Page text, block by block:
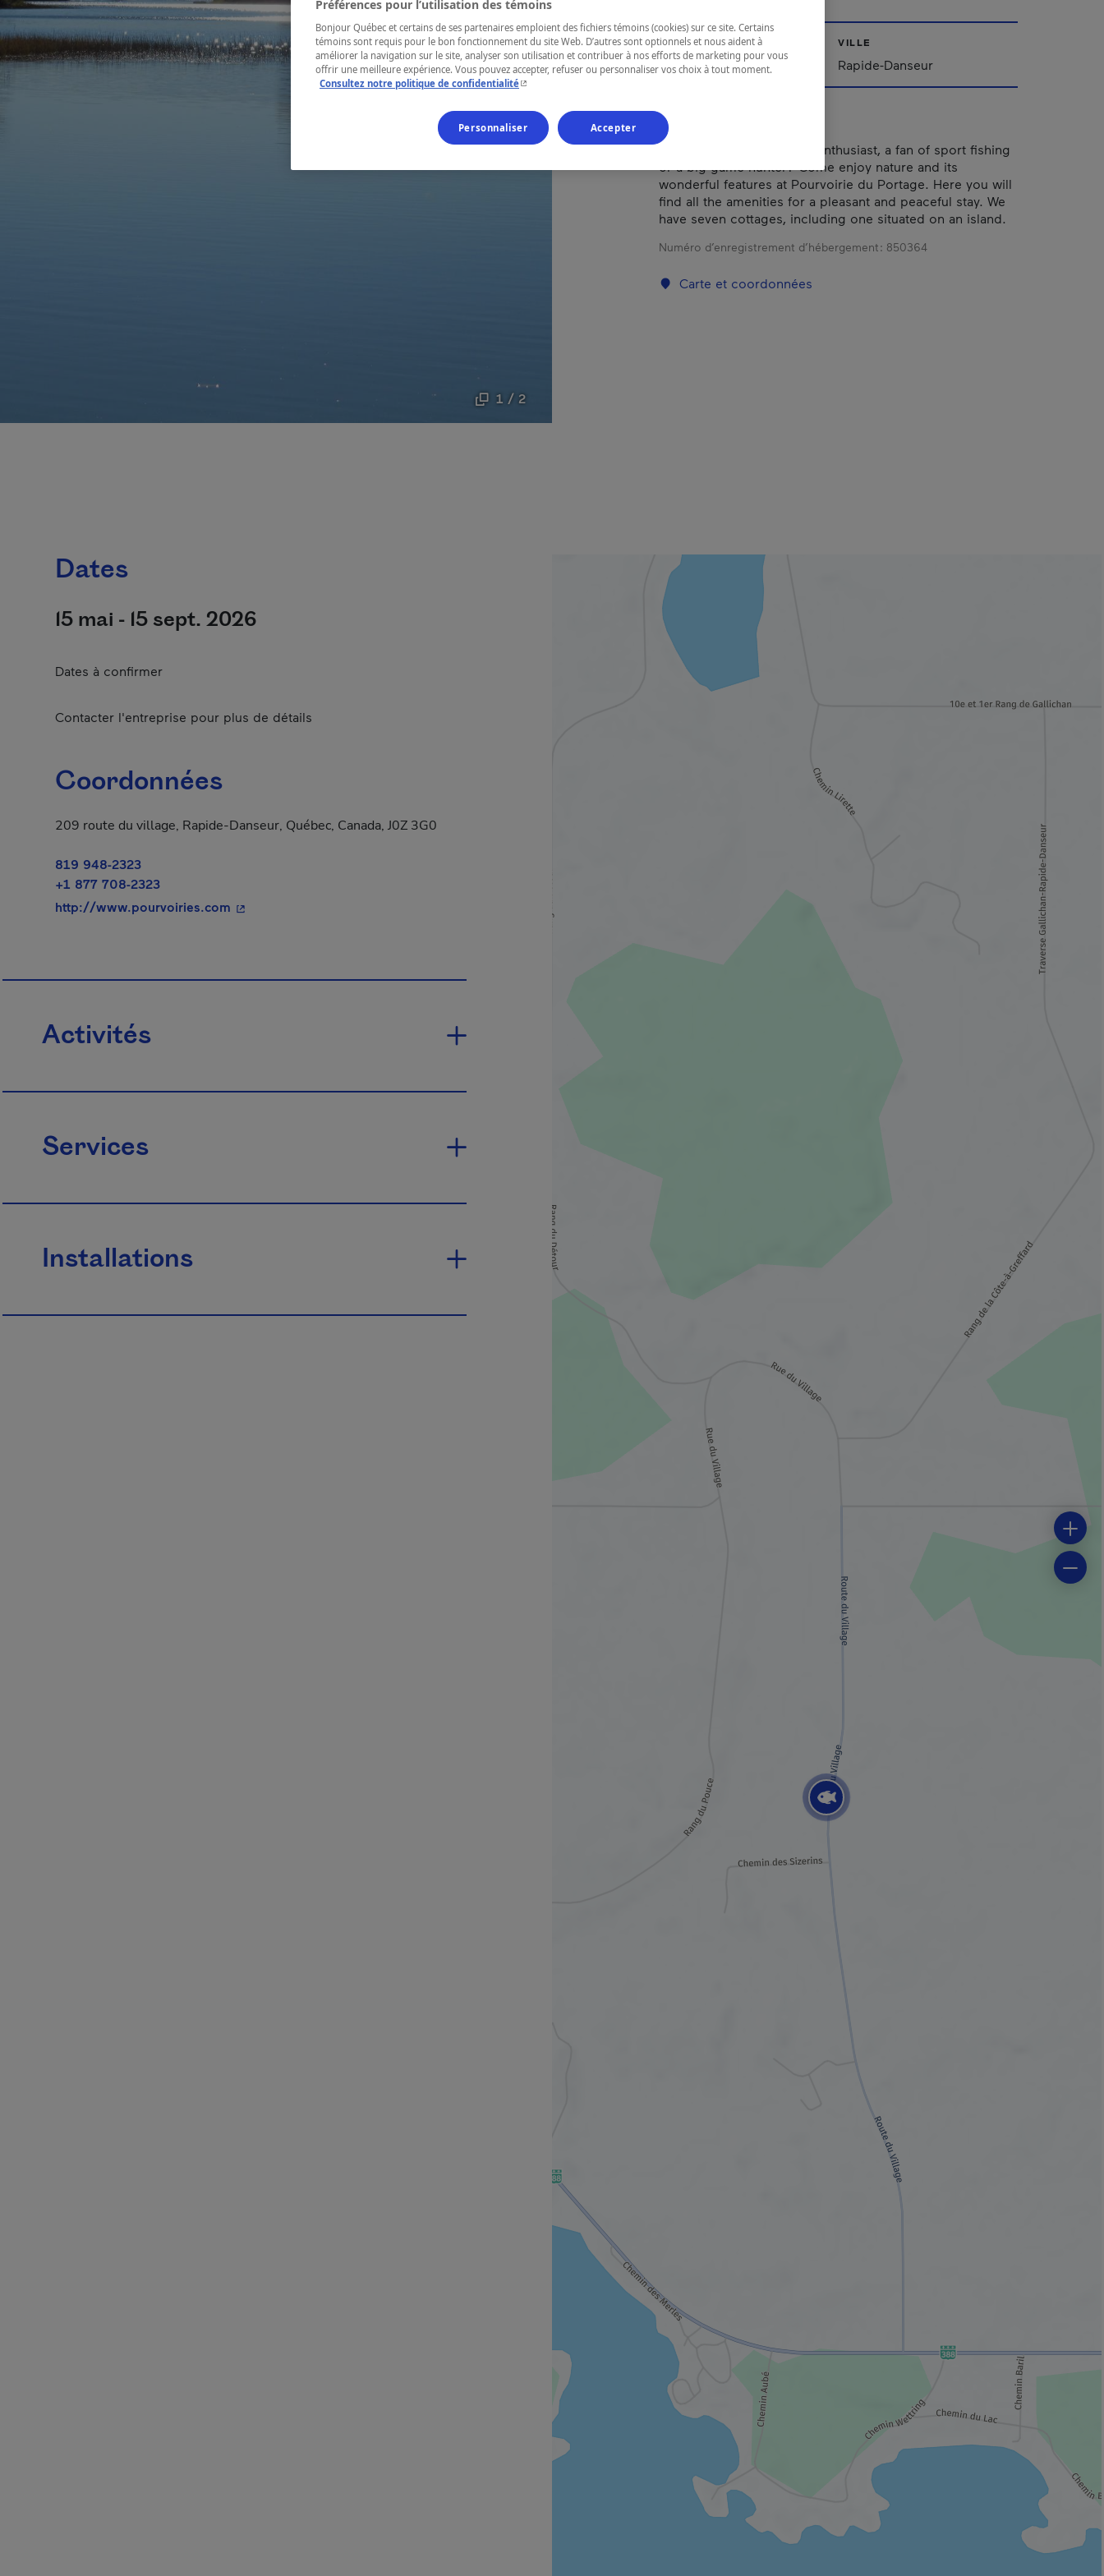
1 / 2
RÉGION
Abitibi-Témiscamingue
VILLE
Rapide-Danseur
Are you a great outdoors enthusiast, a fan of sport fishing
or a big game hunter? Come enjoy nature and its
wonderful features at Pourvoirie du Portage. Here you will
find all the amenities for a pleasant and peaceful stay. We
have seven cottages, including one situated on an island.
Numéro d’enregistrement d’hébergement : 850364
Carte et coordonnées
Dates
15 mai - 15 sept. 2026
Dates à confirmer
Contacter l'entreprise pour plus de détails
Coordonnées
209 route du village, Rapide-Danseur, Québec, Canada, J0Z 3G0
819 948-2323
+1 877 708-2323
http://www.pourvoiries.com - Cet hyperlien s'ouvrira dans une nouvelle fenêtre.
Activités
Services
Installations
Préférences pour l’utilisation des témoins
Bonjour Québec et certains de ses partenaires emploient des fichiers témoins (cookies) sur ce site. Certains
témoins sont requis pour le bon fonctionnement du site Web. D’autres sont optionnels et nous aident à
améliorer la navigation sur le site, analyser son utilisation et contribuer à nos efforts de marketing pour vous
offrir une meilleure expérience. Vous pouvez accepter, refuser ou personnaliser vos choix à tout moment.
Consultez notre politique de confidentialité- Cet hyperlien s'ouvrira dans une nouvelle fenêtre.
Personnaliser Accepter